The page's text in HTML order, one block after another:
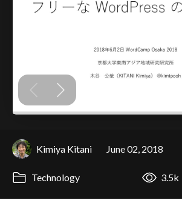
Kimiya Kitani June 02, 2018
Technology 3.5k